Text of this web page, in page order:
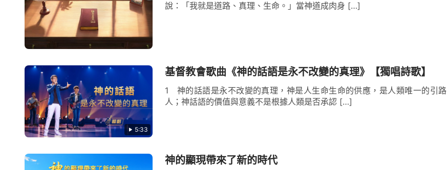
全能神的話字裏行間都帶着權柄、威力，也流露出神公義、威嚴不可觸犯的性情，我們一
聽就感到全能神的話有權柄、有能力，除了神自己，誰敢站在造物主的角度上，以第一人稱的
方式直接向人類發聲説話？誰能直接將衆星更换，懲罰一切作惡的人？誰能直接定人的結局？
除了神自己能發表這樣的話語外，任何一個人都達不到。只有造物主能面向整個人類這樣説
話，能將神拯救人類的心意與人類的結局歸宿公開，决定人類的命運，而且能要求所有的受造
之物都順服他，只有神才能説出這樣的話。凡屬神的羊聽了全能神的話，雖然當時并不明白神
話語中的真理，對神的話没有什麽經歷認識，但是就感覺全能神的話句句帶着權柄、帶着能
力，心裏就能印證這些話就是神的聲音，就是神靈的直接發表，無人能模仿。這是我們讀完全
能神的話心靈裏最真實的感受，所以我們就能從心裏印證這是神的聲音。
說：「我就是道路、真理、生命。」當神道成肉身 […]
5:33
基督教會歌曲《神的話語是永不改變的真理》【獨唱詩歌】
1 神的話語是永不改變的真理，神是人生命生命的供應，是人類唯一的引路
人；神話語的價值與意義不是根據人類是否承認 […]
神的顯現帶來了新的時代